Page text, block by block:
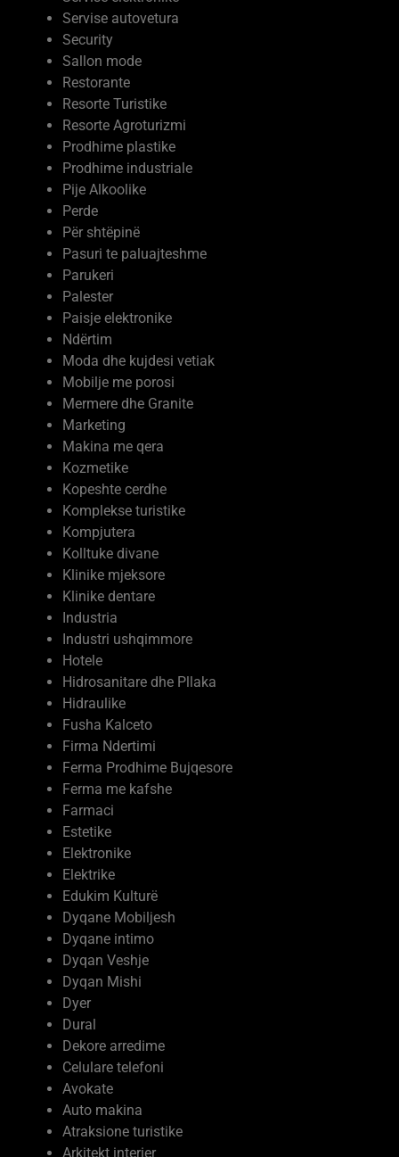
Sallon mode
Restorante
Resorte Turistike
Resorte Agroturizmi
Prodhime plastike
Prodhime industriale
Pije Alkoolike
Perde
Për shtëpinë
Pasuri te paluajteshme
Parukeri
Palester
Paisje elektronike
Ndërtim
Moda dhe kujdesi vetiak
Mobilje me porosi
Mermere dhe Granite
Marketing
Makina me qera
Kozmetike
Kopeshte cerdhe
Komplekse turistike
Kompjutera
Kolltuke divane
Klinike mjeksore
Klinike dentare
Industria
Industri ushqimmore
Hotele
Hidrosanitare dhe Pllaka
Hidraulike
Fusha Kalceto
Firma Ndertimi
Ferma Prodhime Bujqesore
Ferma me kafshe
Farmaci
Estetike
Elektronike
Elektrike
Edukim Kulturë
Dyqane Mobiljesh
Dyqane intimo
Dyqan Veshje
Dyqan Mishi
Dyer
Dural
Dekore arredime
Celulare telefoni
Avokate
Auto makina
Atraksione turistike
Arkitekt interier
Argëtimi